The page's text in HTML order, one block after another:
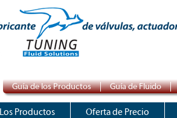
Guía de los Productos Guía de Fluido
Los Productos Oferta de Precio